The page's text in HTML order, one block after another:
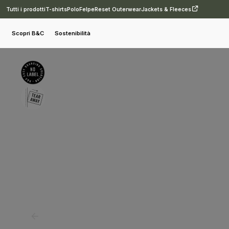
Tutti i prodottiT-shirtsPoloFelpeReset OuterwearJackets & Fleeces
Scopri B&C Sostenibilità